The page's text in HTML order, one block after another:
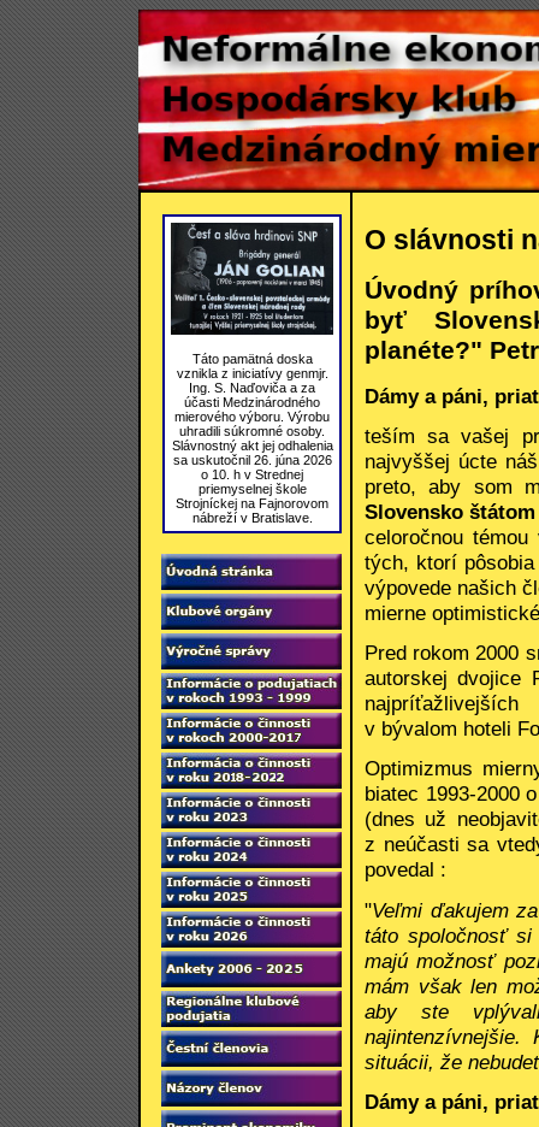
Táto pamätná doska
vznikla z iniciatívy genmjr.
Ing. S. Naďoviča a za
účasti Medzinárodného
mierového výboru. Výrobu
uhradili súkromné osoby.
Slávnostný akt jej odhalenia
sa uskutočnil 26. júna 2026
o 10. h v Strednej
priemyselnej škole
Strojníckej na Fajnorovom
nábreží v Bratislave.
O slávnosti
Úvodný
byť
planéte?"
Dámy a páni,
teším sa vašej
najvyššej úcte
preto, aby som
Slovensko
celoročnou
tých, ktorí
výpovede našich
mierne
Pred rokom 2000
autorskej dvojice
v bývalom hoteli
Optimizmus
biatec 1993-2000
(dnes už
z neúčasti sa
povedal :
"Veľmi ďakujem
táto spoločnosť
majú možnosť
mám však len
aby ste
situácii, že
Dámy a páni,